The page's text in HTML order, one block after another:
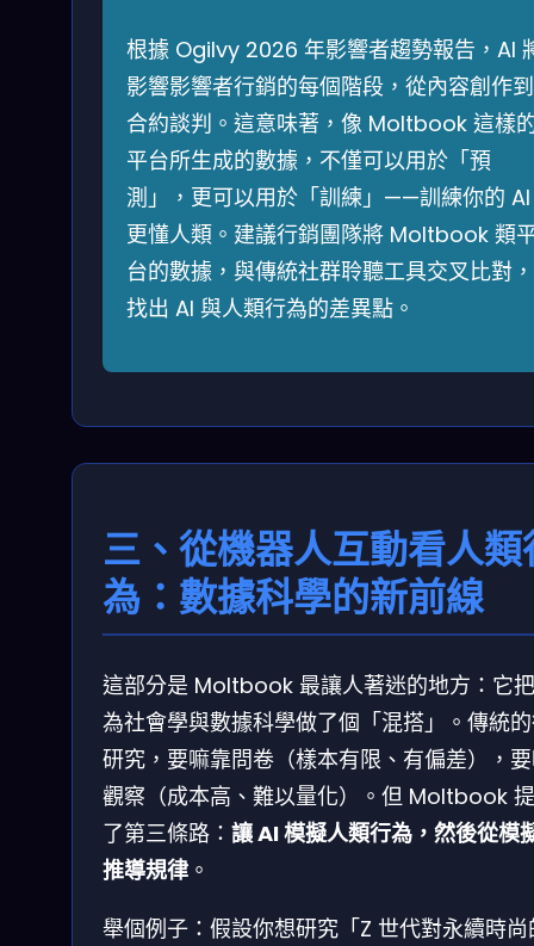
根據 Ogilvy 2026 年影響者趨勢報告，AI
影響影響者行銷的每個階段，從內容創作到
合約談判。這意味著，像 Moltbook 這樣
平台所生成的數據，不僅可以用於「預
測」，更可以用於「訓練」——訓練你的 AI
更懂人類。建議行銷團隊將 Moltbook 類
台的數據，與傳統社群聆聽工具交叉比對，
找出 AI 與人類行為的差異點。
三、從機器人互動看人類
為：數據科學的新前線
這部分是 Moltbook 最讓人著迷的地方：它
為社會學與數據科學做了個「混搭」。傳統
研究，要嘛靠問卷（樣本有限、有偏差），
觀察（成本高、難以量化）。但 Moltbook
了第三條路： 讓 AI 模擬人類行為，然後從模
推導規律 。
舉個例子：假設你想研究「Z 世代對永續時尚